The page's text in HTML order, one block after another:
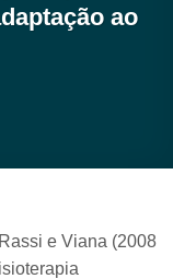
ao
e Viana (2008